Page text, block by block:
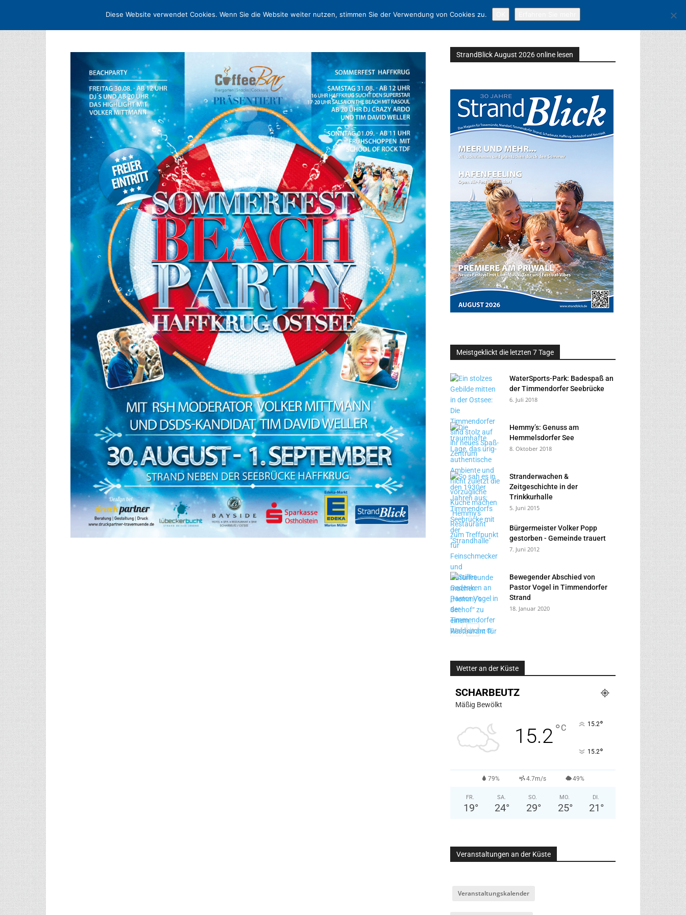
STARTSEITE ARCHIV MEDIADATEN KONTAKT
StrandBlick August 2026 online lesen
Meistgeklickt die letzten 7 Tage
WaterSports-Park: Badespaß an
der Timmendorfer Seebrücke
6. Juli 2018
Hemmy’s: Genuss am
Hemmelsdorfer See
8. Oktober 2018
Stranderwachen &
Zeitgeschichte in der
Trinkkurhalle
5. Juni 2015
Bürgermeister Volker Popp
gestorben - Gemeinde trauert
7. Juni 2012
Bewegender Abschied von
Pastor Vogel in Timmendorfer
Strand
18. Januar 2020
Wetter an der Küste
SCHARBEUTZ
Mäßig Bewölkt
15.2°C 15.2°
15.2°
79% 4.7m/s 49%
FR.
19°
SA.
24°
SO.
29°
MO.
25°
DI.
21 °
Veranstaltungen an der Küste
Veranstaltungskalender
Diese Website verwendet Cookies. Wenn Sie die Website weiter nutzen, stimmen Sie der Verwendung von Cookies zu.